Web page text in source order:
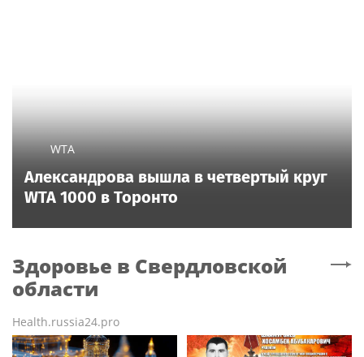
WTA
Александрова вышла в четвертый круг
WTA 1000 в Торонто
Здоровье в Свердловской
области
Health.russia24.pro